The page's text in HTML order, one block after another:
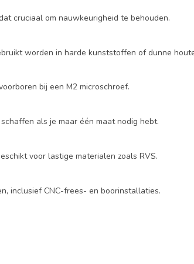
cruciaal om nauwkeurigheid te behouden.
worden in harde kunststoffen of dunne
bij een M2 microschroef.
als je maar één maat nodig hebt.
voor lastige materialen zoals RVS.
inclusief CNC-frees- en boorinstallaties.